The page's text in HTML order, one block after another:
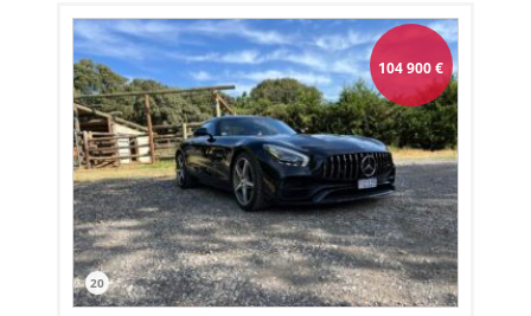
104 900€
20